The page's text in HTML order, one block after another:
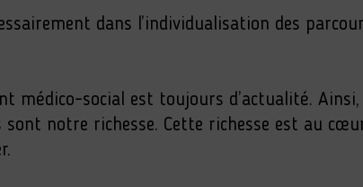
dans l’individualisation des
médico-social est toujours d’actualité. Ainsi,
notre richesse. Cette richesse est au